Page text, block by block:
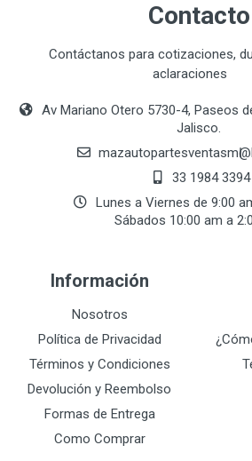
Enviar OpiniónContacto
Contáctanos para cotizaciones,
aclaraciones
Av Mariano Otero 5730-4, Paseos
Jalisco.
33 1984 3394
Lunes a Viernes de 9:00
Sábados 10:00 am a
Información
Nosotros
Política de Privacidad
Términos y Condiciones
Devolución y Reembolso
Formas de Entrega
Como Comprar